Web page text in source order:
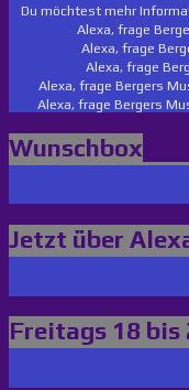
Du möchtest mehr
Alexa, frage
Alexa, frage
Alexa, frage
Alexa, frage Bergers
Alexa, frage Bergers
Wunschbox
Jetzt über
Freitags 18 bis